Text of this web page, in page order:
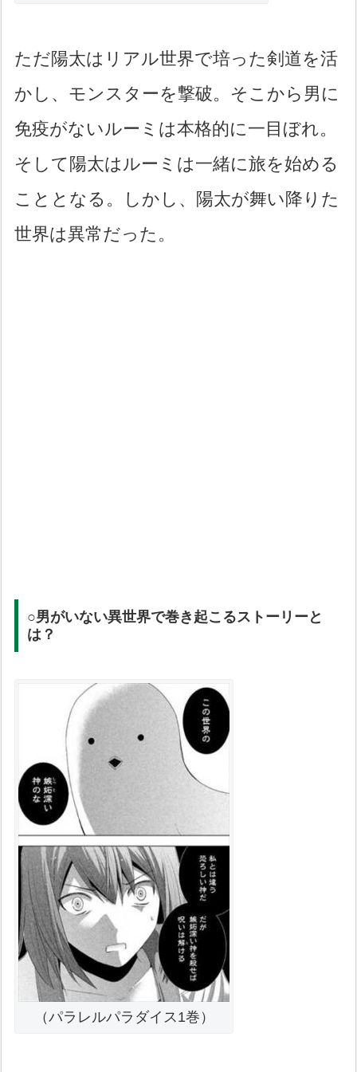
ただ陽太はリアル世界で培った剣道を活
かし、モンスターを撃破。そこから男に
免疫がないルーミは本格的に一目ぼれ。
そして陽太はルーミは一緒に旅を始める
こととなる。しかし、陽太が舞い降りた
世界は異常だった。
○男がいない異世界で巻き起こるストーリーと
は？
（パラレルパラダイス1巻）